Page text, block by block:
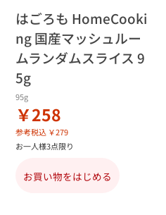
はごろも HomeCooki
ng 国産マッシュルー
ムランダムスライス 9
5g
95g
￥258
参考税込 ￥279
お一人様3点限り
お買い物をはじめる